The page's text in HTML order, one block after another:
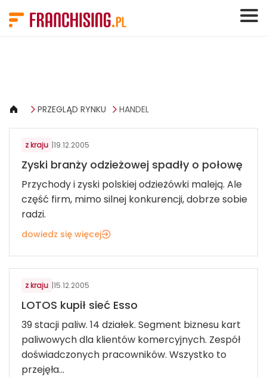
PRZEGLĄD RYNKU HANDEL
MODA
z kraju |19.12.2005
Zyski branży odzieżowej spadły o połowę
Przychody i zyski polskiej odzieżówki maleją. Ale
część firm, mimo silnej konkurencji, dobrze sobie
radzi.
dowiedz się więcej
ART. MOTORYZACYJNE I ROLNICZE
z kraju |15.12.2005
LOTOS kupił sieć Esso
39 stacji paliw. 14 działek. Segment biznesu kart
paliwowych dla klientów komercyjnych. Zespół
doświadczonych pracowników. Wszystko to
przejęła...